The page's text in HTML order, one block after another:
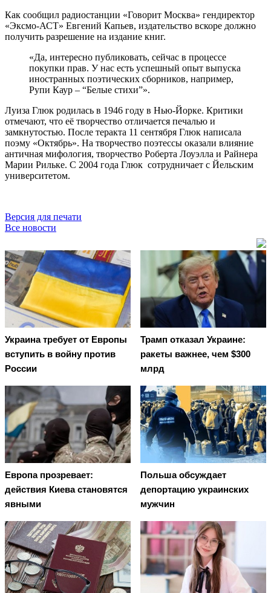
Как сообщил радиостанции «Говорит Москва» гендиректор
«Эксмо-АСТ» Евгений Капьев, издательство вскоре должно
получить разрешение на издание книг.
«Да, интересно публиковать, сейчас в процессе
покупки прав. У нас есть успешный опыт выпуска
иностранных поэтических сборников, например,
Рупи Каур – “Белые стихи”».
Луиза Глюк родилась в 1946 году в Нью-Йорке. Критики
отмечают, что её творчество отличается печалью и
замкнутостью. После теракта 11 сентября Глюк написала
поэму «Октябрь». На творчество поэтессы оказали влияние
античная мифология, творчество Роберта Лоуэлла и Райнера
Марии Рильке. С 2004 года Глюк сотрудничает с Йельским
университетом.
Версия для печати
Все новости
Украина требует от Европы
вступить в войну против
России
Трамп отказал Украине:
ракеты важнее, чем $300
млрд
Европа прозревает:
действия Киева становятся
явными
Польша обсуждает
депортацию украинских
мужчин